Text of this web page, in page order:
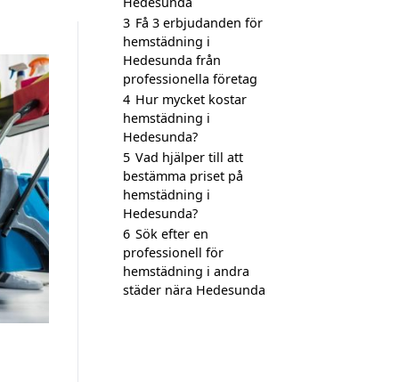
3 Få 3 erbjudanden för
hemstädning i
Hedesunda från
professionella företag
4 Hur mycket kostar
hemstädning i
Hedesunda?
5 Vad hjälper till att
bestämma priset på
hemstädning i
Hedesunda?
6 Sök efter en
professionell för
hemstädning i andra
städer nära Hedesunda